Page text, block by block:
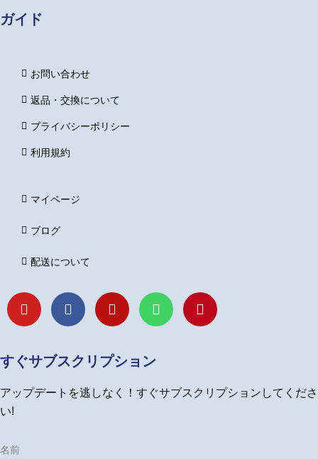
ガイド
お問い合わせ
返品・交換について
プライバシーポリシー
利用規約
マイページ
ブログ
配送について
Y
o
u
u
b
F
a
c
b
o
o
k
n
s
a
g
a
L
i
n
P
i
n
e
s
すぐサブスクリプション
アップデートを逃しなく！すぐサブスクリプションしてくださ
い!
名前